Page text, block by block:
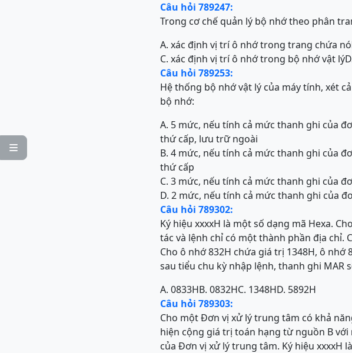

Câu hỏi 789247:
Trong cơ chế quản lý bộ nhớ theo phân
A. xác định vị trí ô nhớ trong trang chứa nó
C. xác định vị trí ô nhớ trong bộ nhớ vật lý
Câu hỏi 789253:
Hệ thống bộ nhớ vật lý của máy tính, xét
bộ nhớ:
A. 5 mức, nếu tính cả mức thanh ghi của
thứ cấp, lưu trữ ngoài
B. 4 mức, nếu tính cả mức thanh ghi của
thứ cấp
C. 3 mức, nếu tính cả mức thanh ghi của
D. 2 mức, nếu tính cả mức thanh ghi của
Câu hỏi 789302:
Ký hiệu xxxxH là một số dạng mã Hexa.
tác và lệnh chỉ có một thành phần địa chỉ.
Cho ô nhớ 832H chứa giá trị 1348H, ô nhớ
sau tiểu chu kỳ nhập lệnh, thanh ghi MAR
A. 0833HB. 0832HC. 1348HD. 5892H
Câu hỏi 789303:
Cho một Đơn vị xử lý trung tâm có khả
hiện cộng giá trị toán hạng từ nguồn B với
của Đơn vị xử lý trung tâm. Ký hiệu xxxxH